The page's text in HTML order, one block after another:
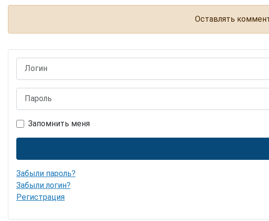
Оставлять
Запомнить меня
Забыли пароль?
Забыли логин?
Регистрация